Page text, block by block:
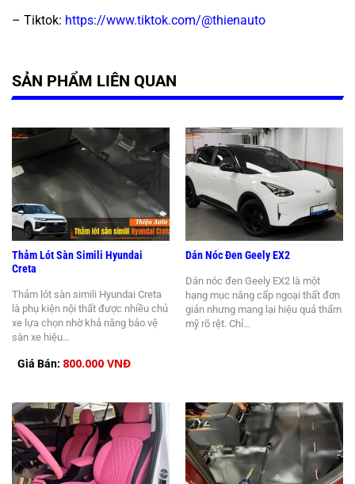
– Tiktok: https://www.tiktok.com/@thienauto
SẢN PHẨM LIÊN QUAN
Thảm Lót Sàn Simili Hyundai
Creta
Thảm lót sàn simili Hyundai Creta
là phụ kiện nội thất được nhiều chủ
xe lựa chọn nhờ khả năng bảo vệ
sàn xe hiệu…
Giá Bán: 800.000 VNĐ
Dán Nóc Đen Geely EX2
Dán nóc đen Geely EX2 là một
hạng mục nâng cấp ngoại thất đơn
giản nhưng mang lại hiệu quả thẩm
mỹ rõ rệt. Chỉ…